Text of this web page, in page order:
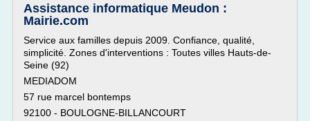
Assistance informatique Meudon :
Mairie.com
Service aux familles depuis 2009. Confiance, qualité,
simplicité. Zones d'interventions : Toutes villes Hauts-de-
Seine (92)
MEDIADOM
57 rue marcel bontemps
92100 - BOULOGNE-BILLANCOURT